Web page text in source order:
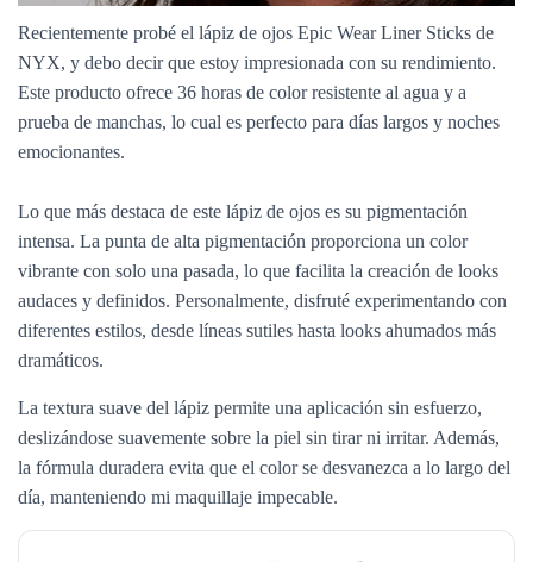
Recientemente probé el lápiz de ojos Epic Wear Liner Sticks de
NYX, y debo decir que estoy impresionada con su rendimiento.
Este producto ofrece 36 horas de color resistente al agua y a
prueba de manchas, lo cual es perfecto para días largos y noches
emocionantes.
Lo que más destaca de este lápiz de ojos es su pigmentación
intensa. La punta de alta pigmentación proporciona un color
vibrante con solo una pasada, lo que facilita la creación de looks
audaces y definidos. Personalmente, disfruté experimentando con
diferentes estilos, desde líneas sutiles hasta looks ahumados más
dramáticos.
La textura suave del lápiz permite una aplicación sin esfuerzo,
deslizándose suavemente sobre la piel sin tirar ni irritar. Además,
la fórmula duradera evita que el color se desvanezca a lo largo del
día, manteniendo mi maquillaje impecable.